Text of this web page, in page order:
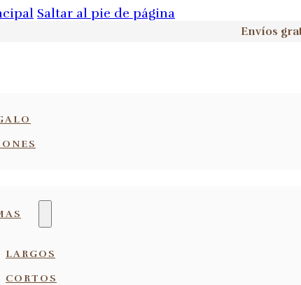
Saltar al pie de página
Envíos
LARGOS
CORTOS